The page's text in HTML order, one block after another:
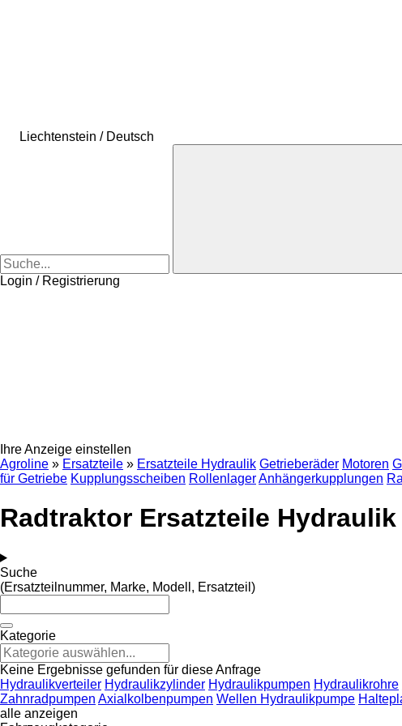
Liechtenstein / Deutsch
Login / Registrierung
Ihre Anzeige einstellen
Agroline » Ersatzteile » Ersatzteile Hydraulik Getrieberäder Motoren
für Getriebe Kupplungsscheiben RollenlagerAnhängerkupplungen
Radtraktor Ersatzteile Hydraulik
Suche
(Ersatzteilnummer, Marke, Modell, Ersatzteil)
Kategorie
Keine Ergebnisse gefunden für diese Anfrage
Hydraulikverteiler Hydraulikzylinder Hydraulikpumpen Hydraulikrohre
Zahnradpumpen Axialkolbenpumpen Wellen Hydraulikpumpe
alle anzeigen